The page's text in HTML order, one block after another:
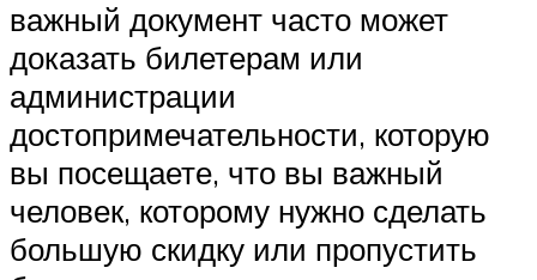
важный документ часто может
доказать билетерам или
администрации
достопримечательности, которую
вы посещаете, что вы важный
человек, которому нужно сделать
большую скидку или пропустить